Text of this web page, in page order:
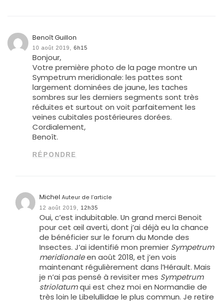
Benoît Guillon
10 août 2019, 6h15
Bonjour,
Votre première photo de la page montre un
Sympetrum meridionale: les pattes sont
largement dominées de jaune, les taches
sombres sur les derniers segments sont très
réduites et surtout on voit parfaitement les
veines cubitales postérieures dorées.
Cordialement,
Benoît.
RÉPONDRE
MichelAuteur de l’article
12 août 2019, 12h35
Oui, c’est indubitable. Un grand merci Benoit
pour cet œil averti, dont j’ai déjà eu la chance
de bénéficier sur le forum du Monde des
Insectes. J’ai identifié mon premier Sympetrum
meridionaleen août 2018, et j’en vois
maintenant régulièrement dans l’Hérault. Mais
je n’ai pas pensé à revisiter mes Sympetrum
striolatumqui est chez moi en Normandie de
très loin le Libelullidae le plus commun. Je retire